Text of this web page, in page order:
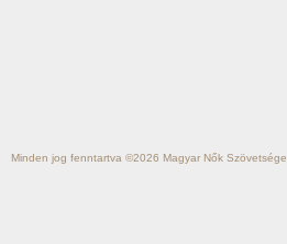
Minden jog fenntartva ©2026 Magyar Nők Szövetsége